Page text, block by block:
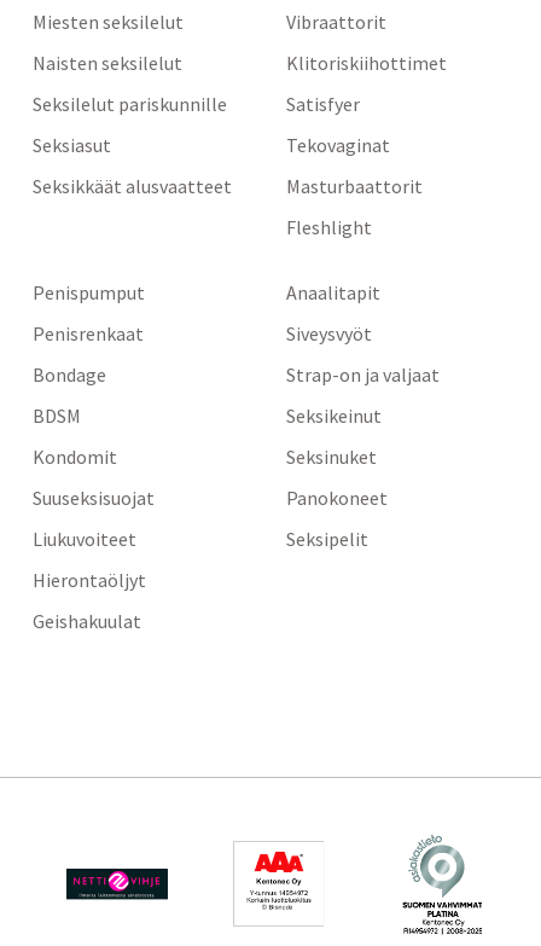
Miesten seksilelut
Naisten seksilelut
Seksilelut pariskunnille
Seksiasut
Seksikkäät alusvaatteet
Vibraattorit
Klitoriskiihottimet
Satisfyer
Tekovaginat
Masturbaattorit
Fleshlight
Penispumput
Penisrenkaat
Bondage
BDSM
Kondomit
Suuseksisuojat
Liukuvoiteet
Hierontaöljyt
Geishakuulat
Anaalitapit
Siveysvyöt
Strap-on ja valjaat
Seksikeinut
Seksinuket
Panokoneet
Seksipelit